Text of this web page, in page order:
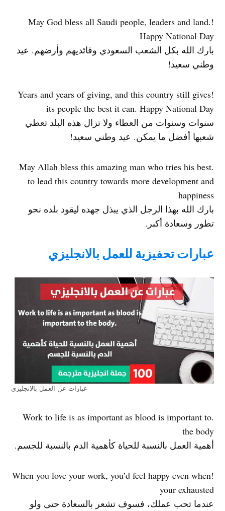
!May God bless all Saudi people, leaders and land.
Happy National Day
بارك الله بكل الشعب السعودي وقائديهم وأرضهم. عيد
وطني سعيد!
!Years and years of giving, and this country still gives
its people the best it can. Happy National Day
سنوات وسنوات من العطاء ولا تزال هذه البلد تعطي
شعبها أفضل ما يمكن. عيد وطني سعيد!
.May Allah bless this amazing man who tries his best
to lead this country towards more development and
happiness
بارك الله بهذا الرجل الذي يبذل جهده ليقود بلده نحو
تطور وسعادة أكبر.
عبارات تحفيزية للعمل بالانجليزي
عبارات عن العمل بالانجليزي
.Work to life is as important as blood is important to
the body
أهمية العمل بالنسبة للحياة كأهمية الدم بالنسبة للجسم.
!When you love your work, you’d feel happy even when
your exhausted
عندما تحب عملك، فسوف تشعر بالسعادة حتى ولو